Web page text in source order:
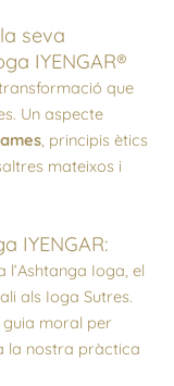
seva
IYENGAR®
que
Un aspecte
, principis ètics
mateixos i
IYENGAR:
Ioga, el
als Ioga Sutres.
guia moral per
la nostra pràctica